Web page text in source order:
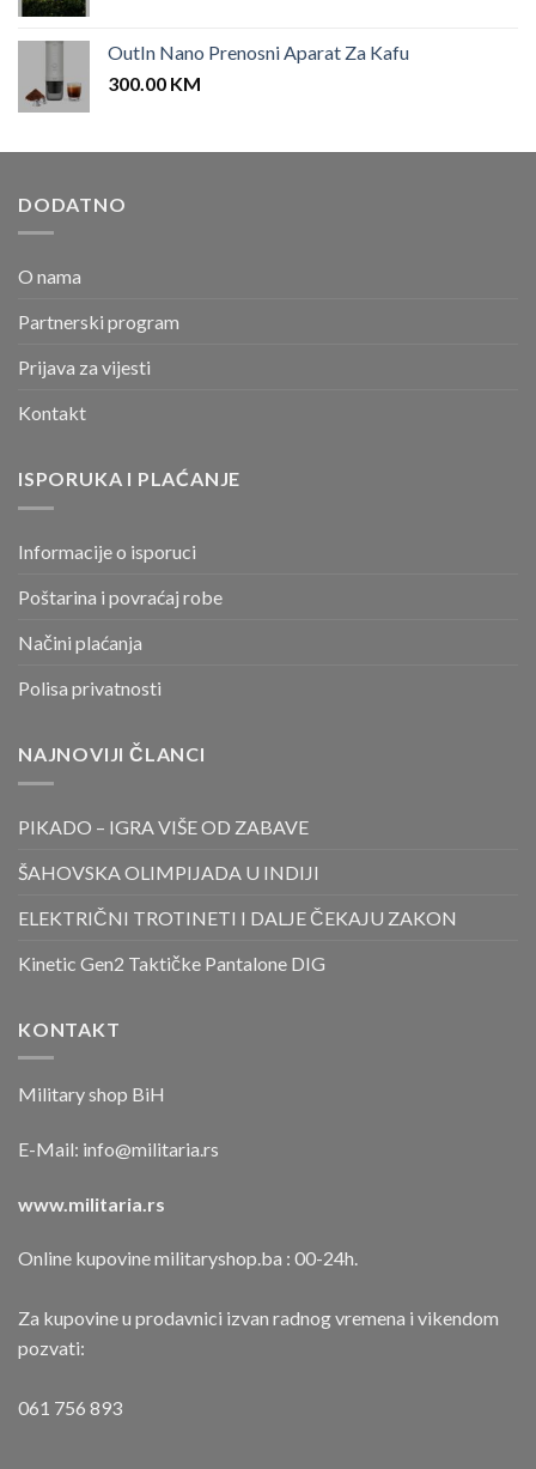
OutIn Nano Prenosni Aparat Za Kafu
300.00 KM
DODATNO
O nama
Partnerski program
Prijava za vijesti
Kontakt
ISPORUKA I PLAĆANJE
Informacije o isporuci
Poštarina i povraćaj robe
Načini plaćanja
Polisa privatnosti
NAJNOVIJI ČLANCI
PIKADO – IGRA VIŠE OD ZABAVE
ŠAHOVSKA OLIMPIJADA U INDIJI
ELEKTRIČNI TROTINETI I DALJE ČEKAJU ZAKON
Kinetic Gen2 Taktičke Pantalone DIG
KONTAKT
Military shop BiH
E-Mail: info@militaria.rs
www.militaria.rs
Online kupovine militaryshop.ba : 00-24h.
Za kupovine u prodavnici izvan radnog vremena i vikendom
pozvati:
061 756 893